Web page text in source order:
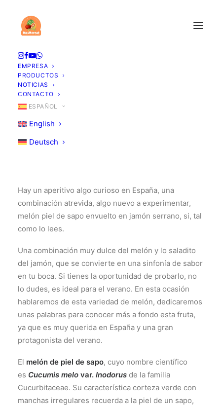
EMPRESA
PRODUCTOS
NOTICIAS
CONTACTO
ESPAÑOL
English
Deutsch
Melón de Piel de Sapo:
la joya dulce de la
fruticultura española
30 DE JUNIO DE 2026
Hay un aperitivo algo curioso en España, una
combinación atrevida, algo nuevo a experimentar,
melón piel de sapo envuelto en jamón serrano, si, tal
como lo lees.
Una combinación muy dulce del melón y lo saladito
del jamón, que se convierte en una sinfonía de sabor
en tu boca. Si tienes la oportunidad de probarlo, no
lo dudes, es ideal para el verano. En esta ocasión
hablaremos de esta variedad de melón, dedicaremos
unas palabras para conocer más a fondo esta fruta,
ya que es muy querida en España y una gran
protagonista del verano.
El melón de piel de sapo, cuyo nombre científico
es Cucumis melo var. Inodorus de la familia
Cucurbitaceae. Su característica corteza verde con
manchas irregulares recuerda a la piel de un sapo,